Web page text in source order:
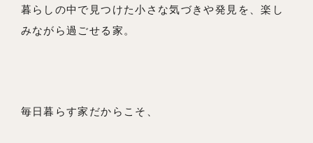
暮らしの中で見つけた小さな気づきや発見を、楽し
みながら過ごせる家。
毎日暮らす家だからこそ、